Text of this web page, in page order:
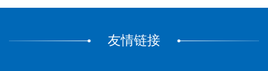
友情链接